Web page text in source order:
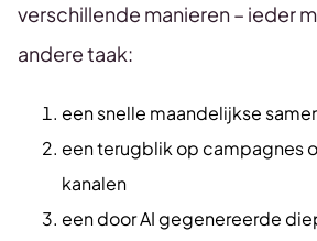
verschillende manieren – ieder
andere taak:
een snelle maandelijkse
een terugblik op campagnes
kanalen
een door AI gegenereerde